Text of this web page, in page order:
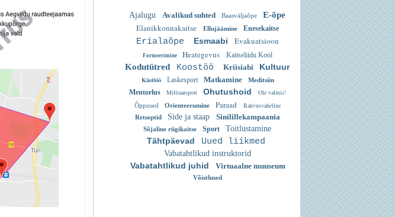
Ajalugu Avalikud suhted Baasväljaõpe E-õpe
Elanikkonnakaitse Ellujäämine Enesekaitse
Erialaõpe Esmaabi Evakuatsioon
Formeerimine Heategevus Kaitseliidu Kool
Kodutütred Koostöö Kriisiabi Kultuur
Käsitöö Laskesport Matkamine Meditsiin
Mentorlus Militaarsport Ohutushoid Ole valmis!
Õppused Orienteerumine Paraad Rahvusvaheline
Retseptid Side ja staap Sinilillekampaania
Sõjaline riigikaitse Sport Toitlustamine
Tähtpäevad Uued liikmed
Vabatahtlikud instruktorid
Vabatahtlikud juhid Virtuaalne muuseum
Võistlused